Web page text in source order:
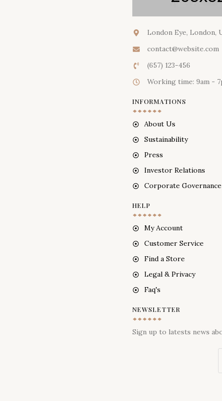
London Eye, London,
contact@website.com
(657) 123-456
Working time: 9am -
INFORMATIONS
About Us
Sustainability
Press
Investor Relations
Corporate Governance
HELP
My Account
Customer Service
Find a Store
Legal & Privacy
Faq's
NEWSLETTER
Sign up to latests news